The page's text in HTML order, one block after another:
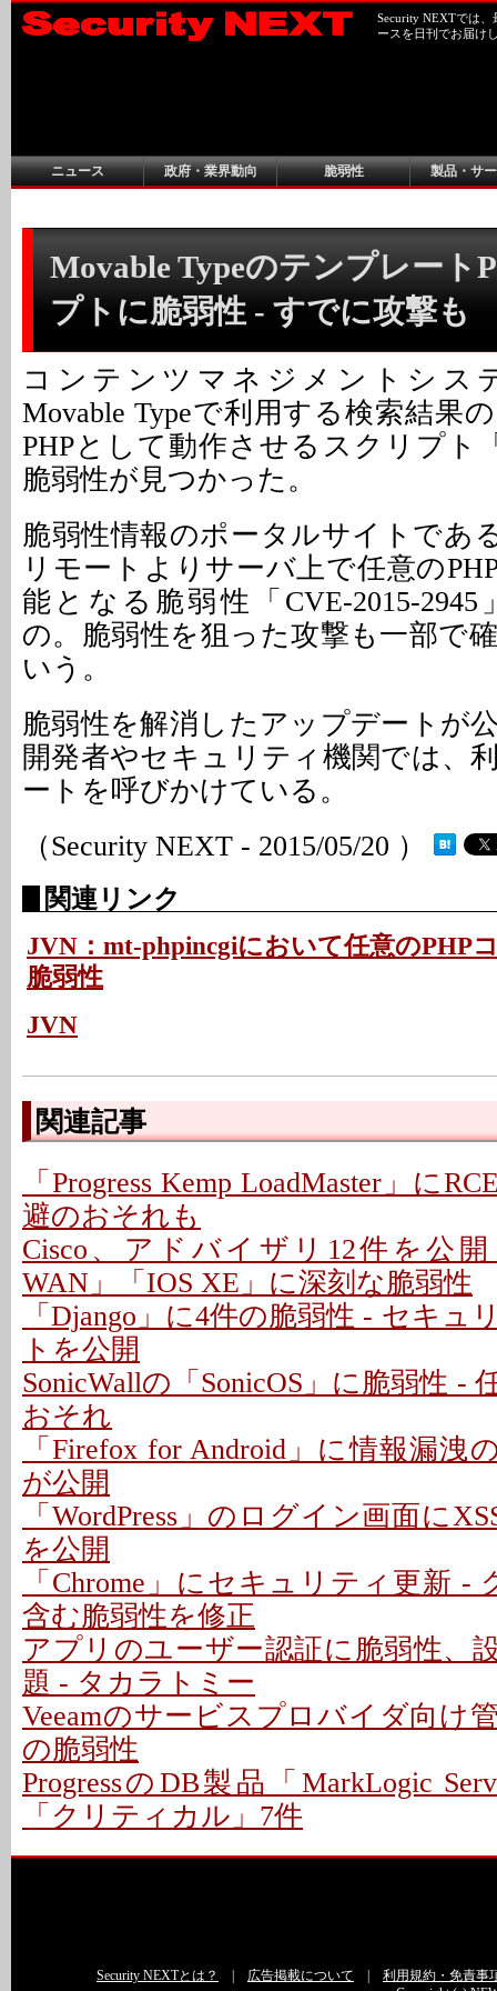
Security NEXTでは
ースを日刊でお届け
ニュース 政府・業界動向 脆弱性 製品・サ
Movable Typeのテンプレート
プトに脆弱性 - すでに攻撃も
コンテンツマネジメントシス
Movable Typeで利用する検索結果
PHPとして動作させるスクリプト
脆弱性が見つかった。
脆弱性情報のポータルサイトであ
リモートよりサーバ上で任意の
能となる脆弱性「CVE-2015-
の。脆弱性を狙った攻撃も一部で
いう。
脆弱性を解消したアップデートが
開発者やセキュリティ機関では、
ートを呼びかけている。
（Security NEXT - 2015/05/20 ）
関連リンク
JVN：mt-phpincgiにおいて任意のPHP
脆弱性
JVN
関連記事
「Progress Kemp LoadMaster」に
避のおそれも
Cisco、アドバイザリ12件を公開
WAN」「IOS XE」に深刻な脆弱性
「Django」に4件の脆弱性 - セキュ
トを公開
SonicWallの「SonicOS」に脆弱性 -
おそれ
「Firefox for Android」に情報漏洩
が公開
「WordPress」のログイン画面に
を公開
「Chrome」にセキュリティ更新 -
含む脆弱性を修正
アプリのユーザー認証に脆弱性、
題 - タカラトミー
Veeamのサービスプロバイダ向け
の脆弱性
ProgressのDB製品「MarkLogic
「クリティカル」7件
Security NEXTとは？ 広告掲載について
利用規約・免責事